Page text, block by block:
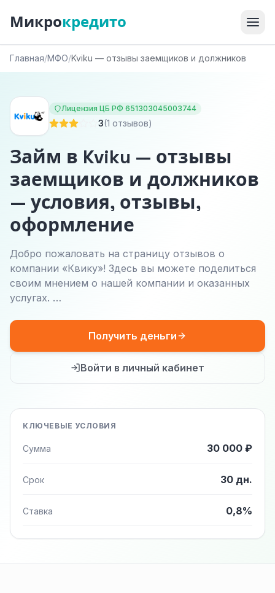
Микрокредито
Главная/МФО/Kviku — отзывы заемщиков и должников
Лицензия ЦБ РФ 651303045003744
3(1 отзывов)
Займ в Kviku — отзывы
заемщиков и должников
— условия, отзывы,
оформление
Добро пожаловать на страницу отзывов о
компании «Квику»! Здесь вы можете поделиться
своим мнением о нашей компании и оказанных
услугах. …
Получить деньги
Войти в личный кабинет
КЛЮЧЕВЫЕ УСЛОВИЯ
Сумма 30 000 ₽
Срок 30 дн.
Ставка 0,8%